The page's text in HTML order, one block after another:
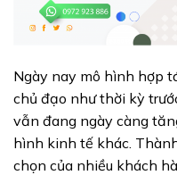
Ngày nay mô hình hợp
chủ đạo như thời kỳ
vẫn đang ngày càng
hình kinh tế khác.
chọn của nhiều khách